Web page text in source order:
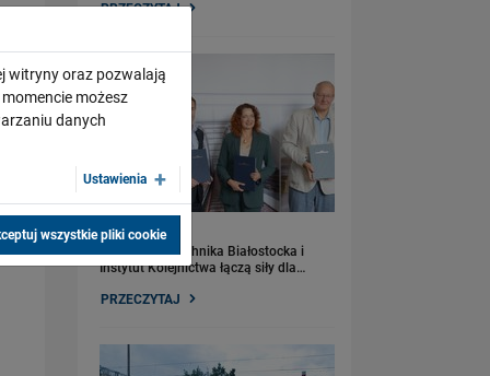
PRZECZYTAJ
21.07.2026
PLK SA, Politechnika Białostocka i
Instytut Kolejnictwa łączą siły dla…
PRZECZYTAJ
witryny oraz pozwalają
możesz
danych
Ustawienia
wszystkie pliki cookie